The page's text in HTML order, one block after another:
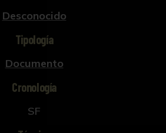
Desconocido
Tipología
Documento
Cronología
SF